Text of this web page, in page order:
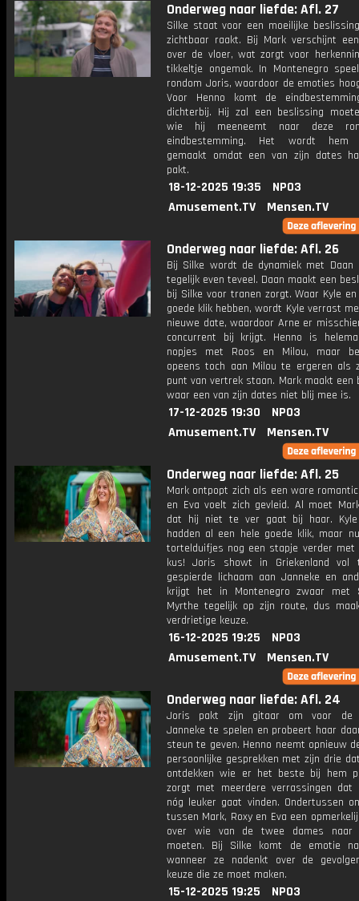
Onderweg naar liefde: Afl. 27
Silke staat voor een moeilijke
zichtbaar raakt. Bij Mark verschijnt
over de vloer, wat zorgt voor
tikkeltje ongemak. In Montenegro
rondom Joris, waardoor de emoties
Voor Henno komt de
dichterbij. Hij zal een beslissing
wie hij meeneemt naar deze
eindbestemming. Het wordt hem
gemaakt omdat een van zijn dates
pakt.
18-12-2025 19:35
NPO3
Amusement.TV
Mensen.TV
Onderweg naar liefde: Afl. 26
Bij Silke wordt de dynamiek met Daan
tegelijk even teveel. Daan maakt een
bij Silke voor tranen zorgt. Waar Kyle
goede klik hebben, wordt Kyle verrast
nieuwe date, waardoor Arne er
concurrent bij krijgt. Henno is
nopjes met Roos en Milou, maar
opeens toch aan Milou te ergeren als
punt van vertrek staan. Mark maakt een
waar een van zijn dates niet blij mee is.
17-12-2025 19:30
NPO3
Amusement.TV
Mensen.TV
Onderweg naar liefde: Afl. 25
Mark ontpopt zich als een ware
en Eva voelt zich gevleid. Al moet
dat hij niet te ver gaat bij haar.
hadden al een hele goede klik, maar
tortelduifjes nog een stapje verder met
kus! Joris showt in Griekenland vol
gespierde lichaam aan Janneke en
krijgt het in Montenegro zwaar met
Myrthe tegelijk op zijn route, dus
verdrietige keuze.
16-12-2025 19:25
NPO3
Amusement.TV
Mensen.TV
Onderweg naar liefde: Afl. 24
Joris pakt zijn gitaar om voor de
Janneke te spelen en probeert haar
steun te geven. Henno neemt opnieuw
persoonlijke gesprekken met zijn drie
ontdekken wie er het beste bij hem
zorgt met meerdere verrassingen dat
nóg leuker gaat vinden. Ondertussen
tussen Mark, Roxy en Eva een
over wie van de twee dames naar
moeten. Bij Silke komt de emotie
wanneer ze nadenkt over de
keuze die ze moet maken.
15-12-2025 19:25
NPO3